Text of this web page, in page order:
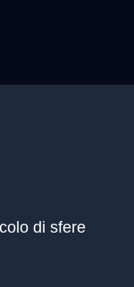
di sfere